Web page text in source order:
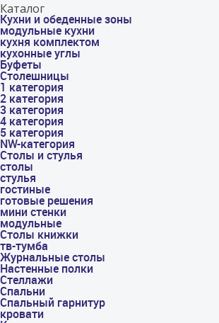
Каталог
Кухни и обеденные зоны
модульные кухни
кухня комплектом
кухонные углы
Буфеты
Столешницы
1 категория
2 категория
3 категория
4 категория
5 категория
NW-категория
Столы и стулья
столы
стулья
гостиные
готовые решения
мини стенки
модульные
Столы книжки
тв-тумба
Журнальные столы
Настенные полки
Стеллажи
Спальни
Спальный гарнитур
кровати